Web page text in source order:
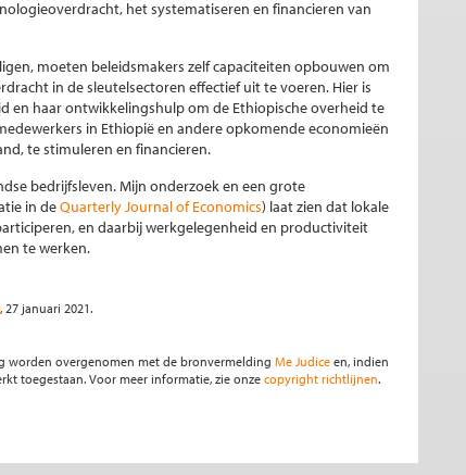
het systematiseren en financieren van
moeten beleidsmakers zelf capaciteiten opbouwen om
in de sleutelsectoren effectief uit te voeren. Hier is
en haar ontwikkelingshulp om de Ethiopische overheid te
in Ethiopië en andere opkomende economieën
te stimuleren en financieren.
bedrijfsleven. Mijn onderzoek en een grote
in deQuarterly Journal of Economics) laat zien dat lokale
en daarbij werkgelegenheid en productiviteit
te werken.
, 27 januari 2021.
worden overgenomen met de bronvermelding Me Judice en, indien
toegestaan. Voor meer informatie, zie onze copyright richtlijnen.